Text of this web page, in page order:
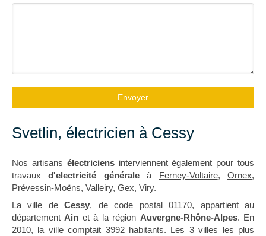
Envoyer
Svetlin, électricien à Cessy
Nos artisans électriciensinterviennent également pour tous
travaux d'electricité généraleà Ferney-Voltaire,Ornex,
Prévessin-Moëns, Valleiry, Gex, Viry.
La ville deCessy, de code postal 01170, appartient au
département Ain et à la région Auvergne-Rhône-Alpes. En
2010, la ville comptait 3992 habitants. Les 3 villes les plus